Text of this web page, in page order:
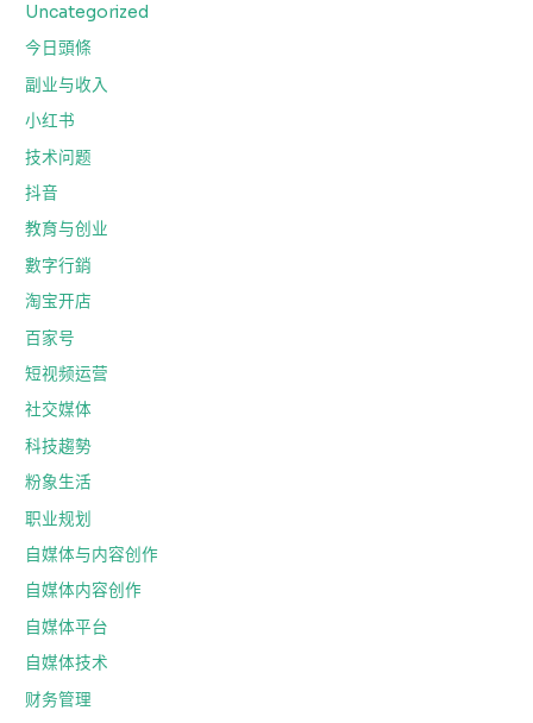
Uncategorized
今日頭條
副业与收入
小红书
技术问题
抖音
教育与创业
數字行銷
淘宝开店
百家号
短视频运营
社交媒体
科技趨勢
粉象生活
职业规划
自媒体与内容创作
自媒体内容创作
自媒体平台
自媒体技术
财务管理